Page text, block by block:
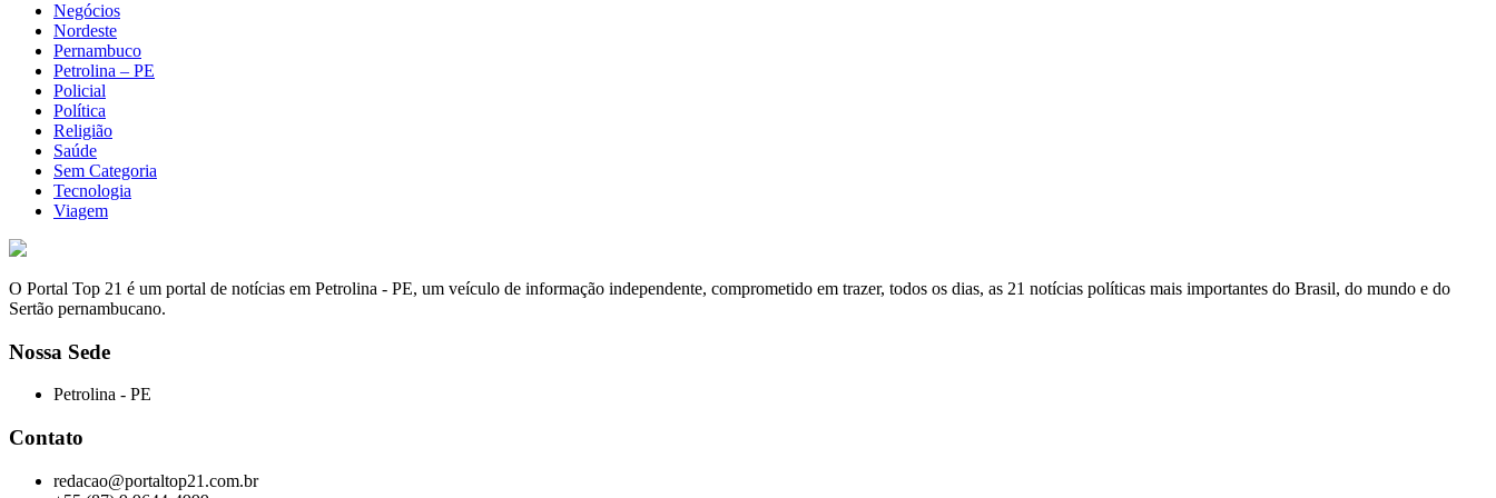
Negócios
Nordeste
Pernambuco
Petrolina – PE
Policial
Política
Religião
Saúde
Sem Categoria
Tecnologia
Viagem
O Portal Top 21 é um portal de notícias em Petrolina - PE, um veículo de informação independente, comprometido em trazer, todos os dias, as 21 notícias políticas mais importantes do Brasil, do mundo e do
Sertão pernambucano.
Nossa Sede
Petrolina - PE
Contato
redacao@portaltop21.com.br